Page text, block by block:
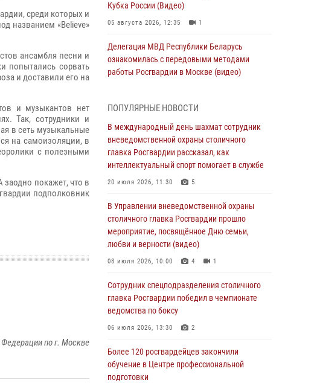
среди которых и
названием «Believe»
ансамбля песни и
попытались сорвать
и доставили его на
и музыкантов нет
Так, сотрудники и
в сеть музыкальные
на самоизоляции, в
с полезными
покажет, что в
подполковник
по г. Москве
Кубка России (Видео)
05 августа 2026, 12:35 1
Делегация МВД Республики Беларусь
ознакомилась с передовыми методами
работы Росгвардии в Москве (видео)
В столичном главке Росгвардии завершился
чемпионат по самбо и боевому самбо.
(видео)
04 августа 2026, 14:00 7 1
Офицер Росгвардии стал гостем прямого
работе дежурных частей
04 августа 2026, 12:28
В Москве росгвардейцы задержали
подозреваемого в нападении на охранника
04 августа 2026, 08:26 1
В Главном управлении Росгвардии по городу
Москве подвели итоги работы
03 августа 2026, 13:00
На востоке Москвы сотрудники Росгвардии
ПОПУЛЯРНЫЕ НОВОСТИ
В международный день шахмат сотрудник
вневедомственной охраны столичного
главка Росгвардии рассказал, как
интеллектуальный спорт помогает в службе
20 июля 2026, 11:30 5
В Управлении вневедомственной охраны
столичного главка Росгвардии прошло
мероприятие, посвящённое Дню семьи,
любви и верности (видео)
08 июля 2026, 10:00 4 1
Сотрудник спецподразделения столичного
главка Росгвардии победил в чемпионате
ведомства по боксу
06 июля 2026, 13:30 2
Более 120 росгвардейцев закончили
обучение в Центре профессиональной
подготовки